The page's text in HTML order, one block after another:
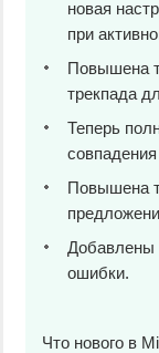
новая
при
Повышена
трекпада
Теперь
Повышена
Добавлены
ошибки.
Что нового в